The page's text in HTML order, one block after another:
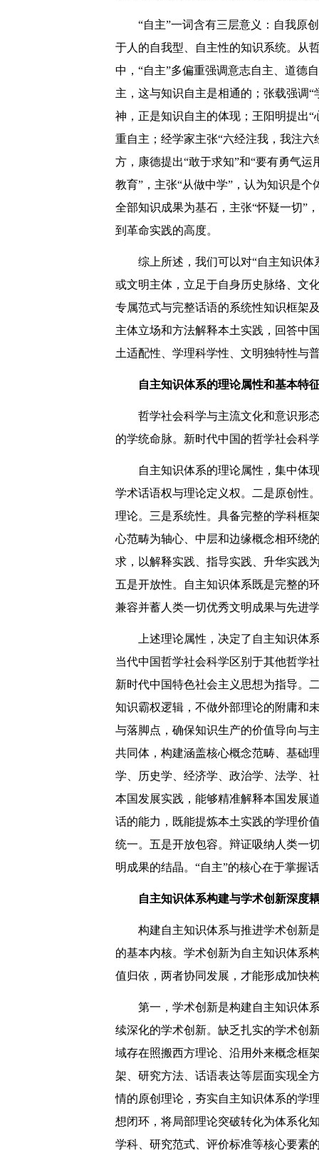
“自主”一词含有三层意义：自我原
于人的自我型、自主性的知识系统。从
中，“自主”多偏重强调意志自主、道德
主，这与知识自主是相通的；张载强调
神，正是知识自主的体现；王阳明提出
重自主；经学家主张“六经注我，我注
方，康德提出“敢于求知”和“要有勇气
教育”，主张“从做中学”，认为知识是
全部知识成果为基石，主张“怀疑一切”
到革命实践的高度。
综上所述，我们可以对“自主知识
或文明主体，立足于自身历史脉络、文
专属范式与完整话语的系统性知识框架
主体立场和方法解释本土实践，回答中
土适配性、学理科学性、文明独特性与
自主知识体系的理论属性和基本特
哲学社会科学与主流文化和意识形
的学统命脉。新时代中国的哲学社会科
自主知识体系的理论属性，集中体
学术话语权与理论定义权。二是原创性
理论。三是系统性。具备完整的学科框
心范畴为轴心、中层和边缘概念相环绕
求，以解释实践、指导实践、升华实践
五是开放性。自主知识体系既是完整的
兼容并蓄人类一切优秀文明成果与先进
上述理论属性，决定了自主知识体
当代中国哲学社会科学区别于其他哲学
新时代中国特色社会主义思想为指导。
知识霸权逻辑，不做外部理论的附庸和
与落脚点，确保知识生产的价值导向与
共同体，构建涵盖核心概念范畴、基础
学、历史学、经济学、政治学、法学、
本国发展实践，能够精准解释本国发展
话的能力，既能提炼本土实践的学理价
统一。五是开放包容。辩证吸纳人类一
明成果的结晶。“自主”的核心在于掌握
自主知识体系构建与学术创新深度
构建自主知识体系与推进学术创新
的基本内核。学术创新为自主知识体系
值归依，两者协同发展，才能形成加快
第一，学术创新是构建自主知识体
续深化的学术创新。缺乏扎实的学术创
域存在照搬西方理论、沿用外来概念框
架、研究方法、话语表达等层面实现全
情的原创理论，夯实自主知识体系的学
想闭环，将局部理论突破转化为体系化
学科、研究范式、评价标准等核心要素